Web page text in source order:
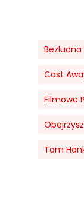
Cast
Filmowe
Tom